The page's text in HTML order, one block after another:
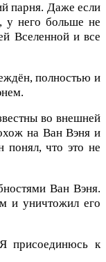
парня. Даже если
у него больше не
Вселенной и все
полностью и
во внешней
на Ван Вэня и
понял, что это не
Ван Вэня.
и уничтожил его
присоединюсь к